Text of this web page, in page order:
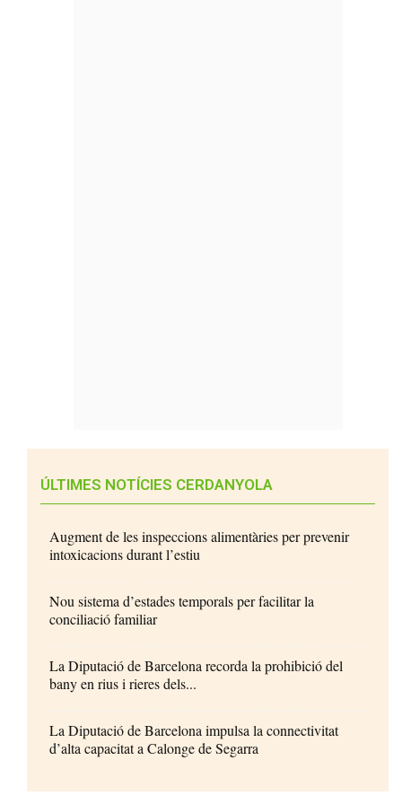
ÚLTIMES NOTÍCIES CERDANYOLA
Augment de les inspeccions alimentàries per prevenir
intoxicacions durant l’estiu
Nou sistema d’estades temporals per facilitar la
conciliació familiar
La Diputació de Barcelona recorda la prohibició del
bany en rius i rieres dels...
La Diputació de Barcelona impulsa la connectivitat
d’alta capacitat a Calonge de Segarra